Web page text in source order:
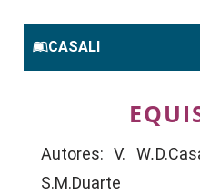
CASALI
Autores: V. W.
S.M.Duarte